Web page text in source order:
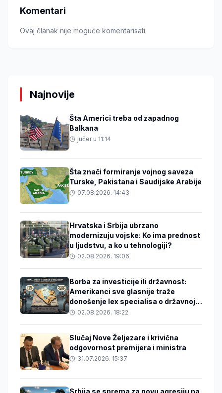
Komentari
Ovaj članak nije moguće komentarisati.
Najnovije
Šta Americi treba od zapadnog
Balkana
jučer u 11:14
Šta znači formiranje vojnog saveza
Turske, Pakistana i Saudijske Arabije
07.08.2026. 14:43
Hrvatska i Srbija ubrzano
modernizuju vojske: Ko ima prednost
u ljudstvu, a ko u tehnologiji?
02.08.2026. 19:06
Borba za investicije ili državnost:
Amerikanci sve glasnije traže
donošenje lex specialisa o državnoj
imovini
02.08.2026. 18:22
Slučaj Nove Željezare i krivična
odgovornost premijera i ministra
31.07.2026. 15:37